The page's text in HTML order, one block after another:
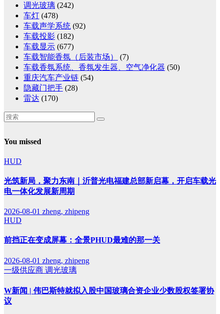
调光玻璃 (242)
车灯 (478)
车载声学系统 (92)
车载投影 (182)
车载显示 (677)
车载智能香氛（后装市场）
(7)
车载香氛系统、香氛发生器、空气净化器 (50)
重庆汽车产业链 (54)
隐藏门把手 (28)
雷达 (170)
You missed
HUD
光筑新局，聚力东南｜沂普光电福建总部新启幕，开启车载光
电一体化发展新周期
2026-08-01 zheng, zhipeng
HUD
前挡正在变成屏幕：全景PHUD最难的那一关
2026-08-01 zheng, zhipeng
一级供应商 调光玻璃
W新闻 | 伟巴斯特就拟入股中国玻璃合资企业少数股权签署协
议